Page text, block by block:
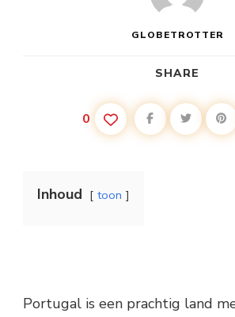
GLOBETROTTER
SHARE
0
Inhoud toon
Portugal is een prachtig land